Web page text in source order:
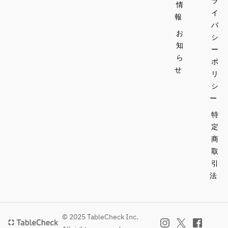
情
報
お
知
ら
せ
イ
バ
シ
ー
ポ
リ
シ
ー
特
定
商
取
引
法
© 2025 TableCheck Inc.